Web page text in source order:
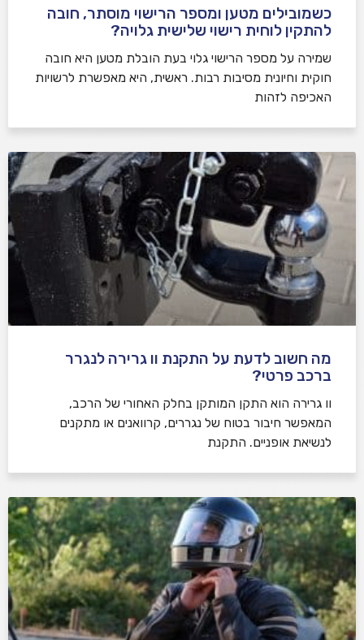
כשמובילים מטען ומספר הרישוי מוסתר, חובה
להתקין לוחית רישוי שלישית גלויה?
שמירה על מספר הרישוי גלוי בעת הובלת מטען היא חובה
חוקית וחיונית מסיבות רבות. ראשית, היא מאפשרת לרשויות
האכיפה לזהות
מה חשוב לדעת על התקנת וו גרירה לנגרר
ברכב פרטי?
וו גרירה הוא התקן המותקן בחלק האחורי של הרכב,
המאפשר חיבור בטוח של נגררים, קרוואנים או מתקנים
לנשיאת אופניים. התקנת